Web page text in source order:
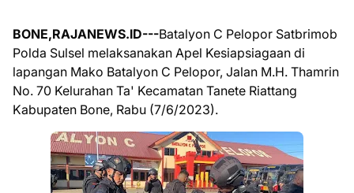
BONE,RAJANEWS.ID---Batalyon C Pelopor Satbrimob
Polda Sulsel melaksanakan Apel Kesiapsiagaan di
lapangan Mako Batalyon C Pelopor, Jalan M.H. Thamrin
No. 70 Kelurahan Ta' Kecamatan Tanete Riattang
Kabupaten Bone, Rabu (7/6/2023).